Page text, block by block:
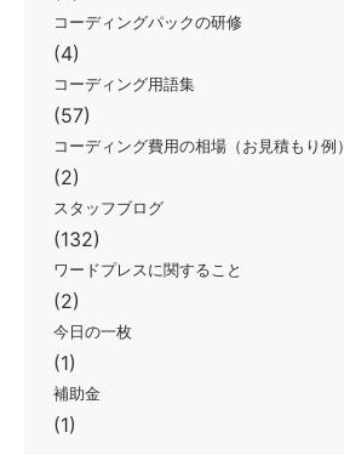
コーディングパックの研修
(4)
コーディング用語集
(57)
コーディング費用の相場（お見積もり例）
(2)
スタッフブログ
(132)
ワードプレスに関すること
(2)
今日の一枚
(1)
補助金
(1)